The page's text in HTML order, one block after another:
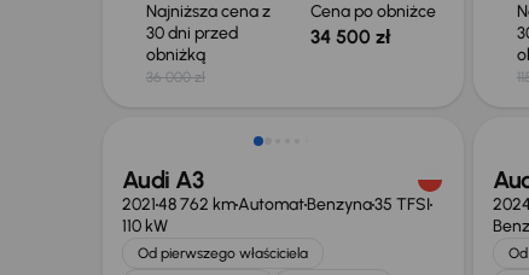
Najniższa cena z
30 dni przed
obniżką
36 000 zł
Cena po obniżce
34 500 zł
Taniej o 500 zł
Audi A3
202148 762 kmAutomatBenzyna35 TFSI
110 kW
Od pierwszego właściciela
2024